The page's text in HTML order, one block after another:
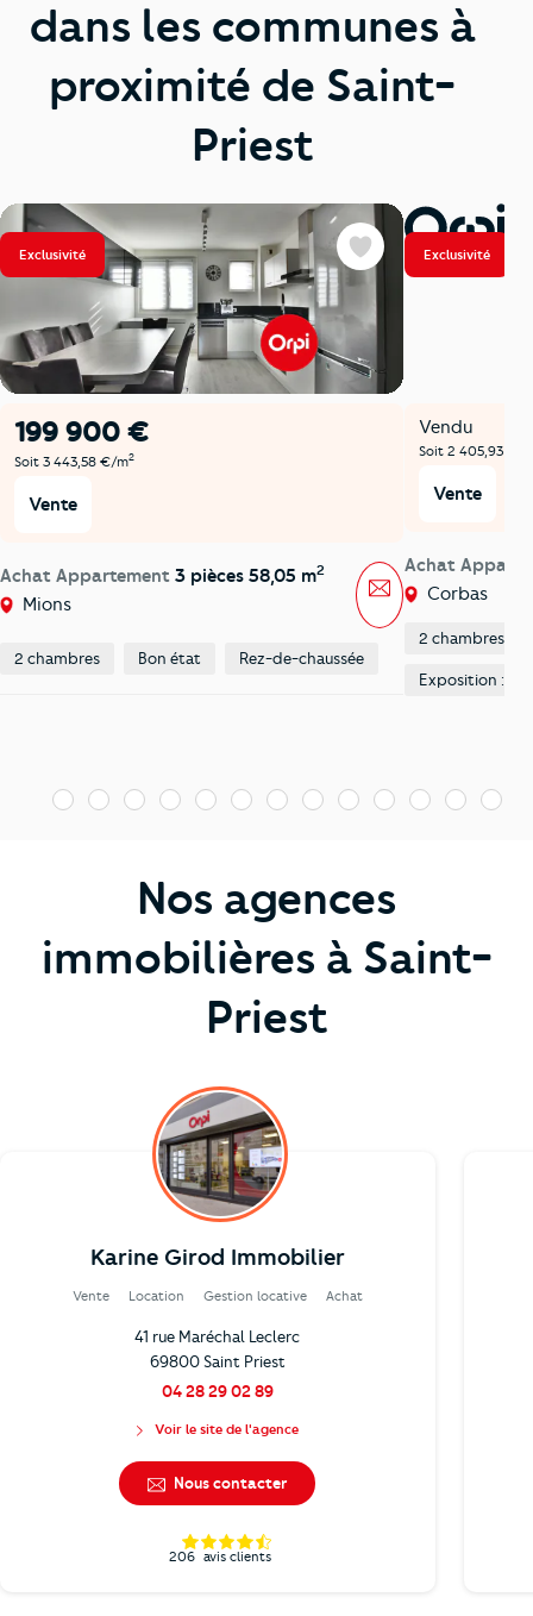
dans les communes à
proximité de Saint-
Priest
Exclusivité
199 900 €
Soit 3 443,58 €/m2
Vente
Achat Appartement 3 pièces 58,05 m2
Mions
Favoris
Message
2 chambres Bon état Rez-de-chaussée
Exclusivité
Vendu
Soit 2 405,93 €/
Vente
Achat
Corbas
2 chambres
Exposition : Est
1 2 3 4 5 6 7 8 9 10 11 12 13
Nos agences
immobilières à Saint-
Priest
Karine Girod Immobilier
Vente Location Gestion locative Achat
41 rue Maréchal Leclerc
69800 Saint Priest
04 28 29 02 89
Voir le site de l'agence
Nous contacter
206 avis clients